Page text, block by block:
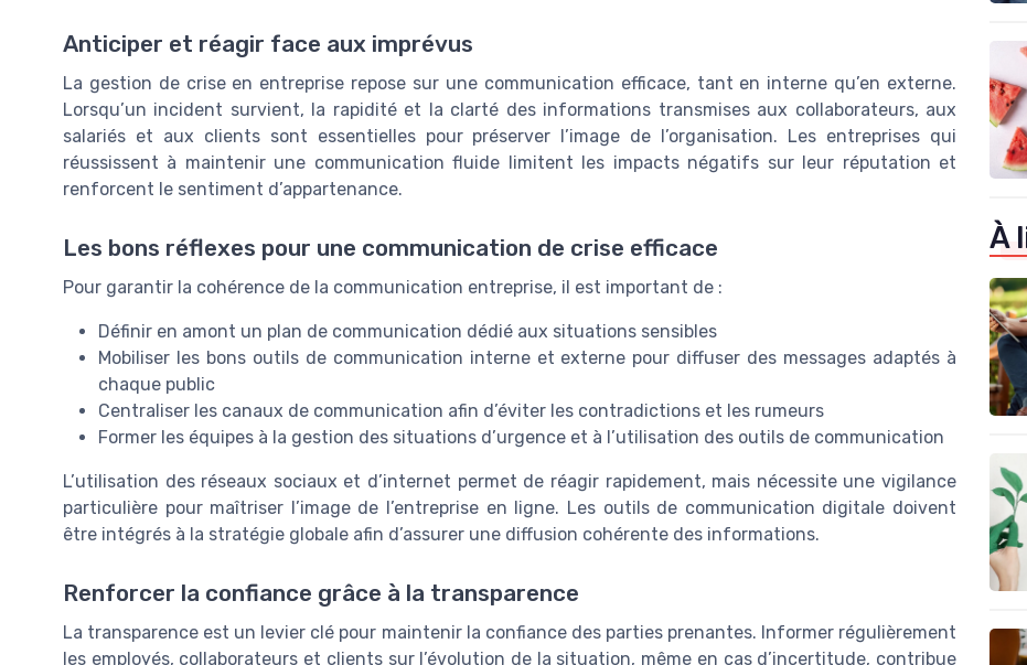
Anticiper et réagir face aux imprévus
La gestion de crise en entreprise repose sur une communication efficace, tant en interne qu’en externe.
Lorsqu’un incident survient, la rapidité et la clarté des informations transmises aux collaborateurs, aux
salariés et aux clients sont essentielles pour préserver l’image de l’organisation. Les entreprises qui
réussissent à maintenir une communication fluide limitent les impacts négatifs sur leur réputation et
renforcent le sentiment d’appartenance.
Les bons réflexes pour une communication de crise efficace
Pour garantir la cohérence de la communication entreprise, il est important de :
Définir en amont un plan de communication dédié aux situations sensibles
Mobiliser les bons outils de communication interne et externe pour diffuser des messages adaptés à
chaque public
Centraliser les canaux de communication afin d’éviter les contradictions et les rumeurs
Former les équipes à la gestion des situations d’urgence et à l’utilisation des outils de communication
L’utilisation des réseaux sociaux et d’internet permet de réagir rapidement, mais nécessite une vigilance
particulière pour maîtriser l’image de l’entreprise en ligne. Les outils de communication digitale doivent
être intégrés à la stratégie globale afin d’assurer une diffusion cohérente des informations.
Renforcer la confiance grâce à la transparence
La transparence est un levier clé pour maintenir la confiance des parties prenantes. Informer régulièrement
les employés, collaborateurs et clients sur l’évolution de la situation, même en cas d’incertitude, contribue
À